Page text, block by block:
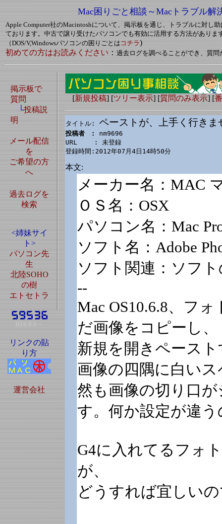
Mac困りごと相談～Macトラブル解
Apple Computer社のMacintoshについて、掲示板を通じ、トラブルに対し
ております。中古で譲り受けたパソコンでも有効に活用する方法がありま
（DOS/V,Windowsパソコンの困りごとは コチラ)
初めての方はお読みください ： 過去ログを調べることができ、質問
[新規投稿] [ツリー表示] [質問のみ表示] [
タイトル: ペーストが、上手く行きま
投稿者　: nm9696
URL　　 : 未登録
登録時間:2012年07月4日14時50分
本文:
メーカー名：MAC
ＯＳ名：OSX
パソコン名：Mac
ソフト名：Adobe
ソフト関連：ソフ
--
Mac OS10.6.8、フ
だ画像をコピーし、
新規を開きペース
画像の四隅に白い
然も画像の切り口
す。何か設定が違
G4に入れてるフォ
が、
どうすれば宜しい
掲示板で
質問
└投稿説
明
メール配信
を
ご希望の方
へ
過去ログを
検索
<姉妹サイ
ト>
パソコン先
生
北陸SOHO
の樹
エトセトラ
H16.9.6～
リンクの貼
り方
運営会社